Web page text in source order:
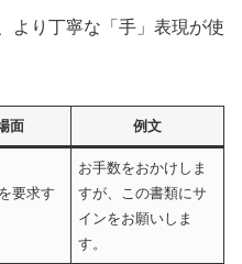
より丁寧な「手」表現が使
面 例文
要求す
お手数をおかけしま
すが、この書類にサ
インをお願いしま
す。